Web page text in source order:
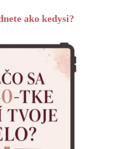
ako kedysi?